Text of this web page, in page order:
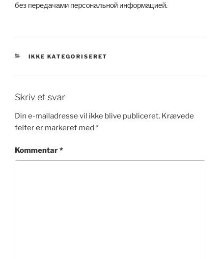
без передачами персональной информацией.
KATEGORIER
IKKE KATEGORISERET
Skriv et svar
Din e-mailadresse vil ikke blive publiceret. Krævede
felter er markeret med *
Kommentar*